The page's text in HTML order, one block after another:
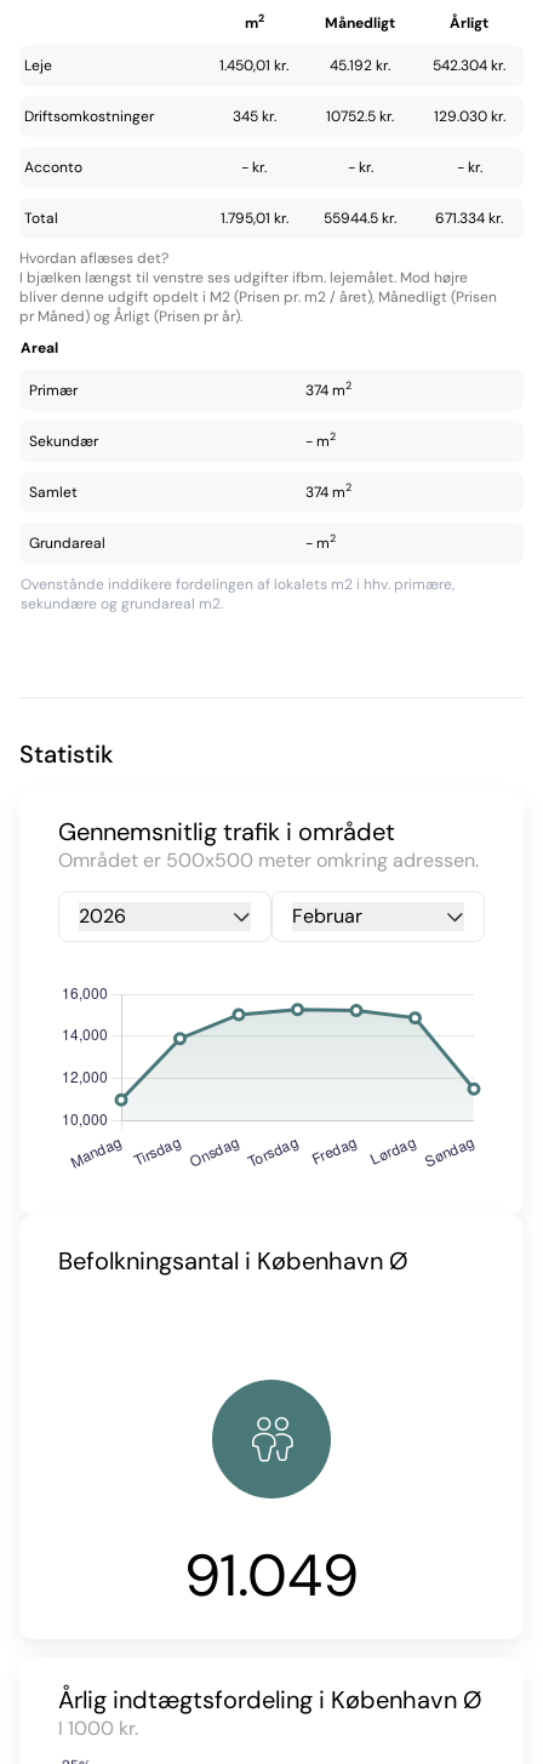
m2 Månedligt Årligt
Leje 1.450,01 kr. 45.192 kr. 542.304 kr.
Driftsomkostninger 345 kr. 10752.5 kr. 129.030 kr.
Acconto - kr. - kr. - kr.
Total 1.795,01 kr. 55944.5 kr. 671.334 kr.
Hvordan aflæses det?
I bjælken længst til venstre ses udgifter ifbm. lejemålet. Mod højre
bliver denne udgift opdelt i M2 (Prisen pr. m2 / året), Månedligt (Prisen
pr Måned) og Årligt (Prisen pr år).
Areal
Primær 374 m2
Sekundær - m2
Samlet 374 m2
Grundareal - m2
Ovenstånde inddikere fordelingen af lokalets m2 i hhv. primære,
sekundære og grundareal m2.
Statistik
Gennemsnitlig trafik i området
Området er 500x500 meter omkring adressen.
2026 Februar
Befolkningsantal i København Ø
91.049
Årlig indtægtsfordeling i København Ø
I 1000 kr.